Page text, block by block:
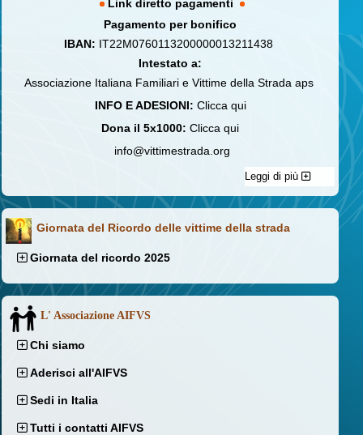
Link diretto pagamenti
Pagamento per bonifico
IBAN: IT22M0760113200000013211438
Intestato a:
Associazione Italiana Familiari e Vittime della Strada aps
INFO E ADESIONI: Clicca qui
Dona il 5x1000: Clicca qui
info@vittimestrada.org
Leggi di più
Giornata del Ricordo delle vittime della strada
Giornata del ricordo 2025
L' Associazione AIFVS
Chi siamo
Aderisci all'AIFVS
Sedi in Italia
Tutti i contatti AIFVS